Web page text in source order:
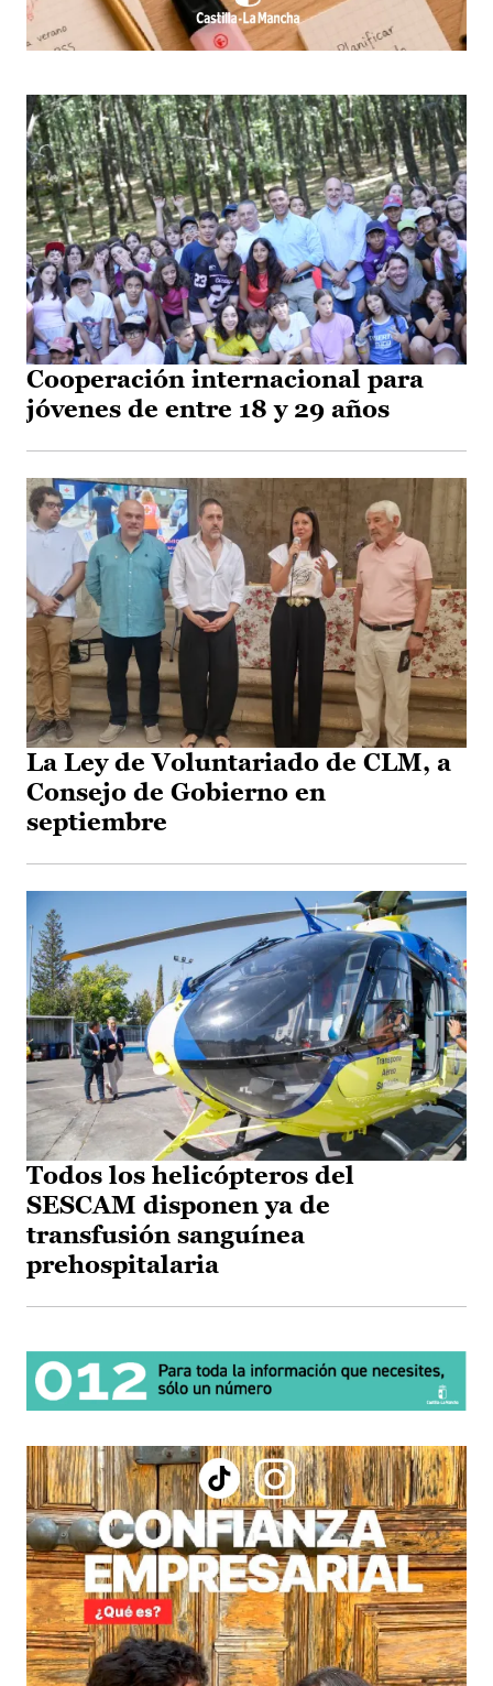
Cooperación internacional para
jóvenes de entre 18 y 29 años
La Ley de Voluntariado de CLM, a
Consejo de Gobierno en
septiembre
Todos los helicópteros del
SESCAM disponen ya de
transfusión sanguínea
prehospitalaria